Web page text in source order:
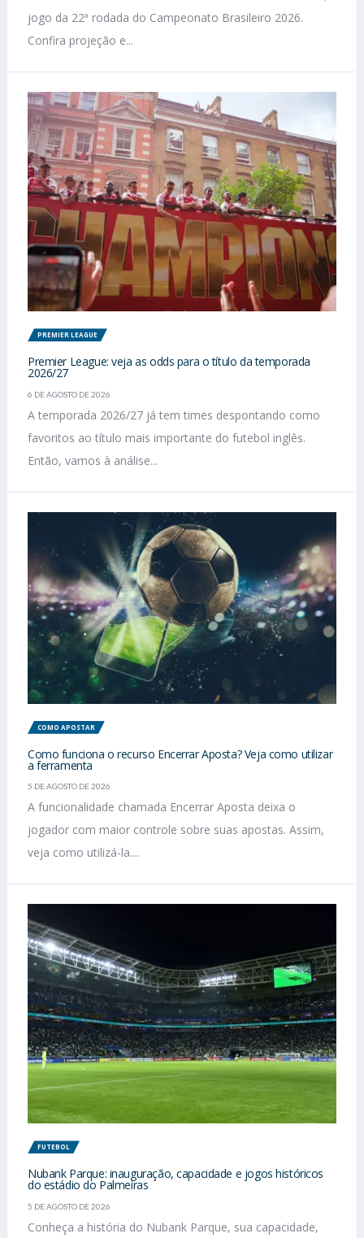
jogo da 22ª rodada do Campeonato Brasileiro 2026.
Confira projeção e...
PREMIER LEAGUE
Premier League: veja as odds para o título da temporada
2026/27
6 DE AGOSTO DE 2026
A temporada 2026/27 já tem times despontando como
favoritos ao título mais importante do futebol inglês.
Então, vamos à análise...
COMO APOSTAR
Como funciona o recurso Encerrar Aposta? Veja como utilizar
a ferramenta
5 DE AGOSTO DE 2026
A funcionalidade chamada Encerrar Aposta deixa o
jogador com maior controle sobre suas apostas. Assim,
veja como utilizá-la....
FUTEBOL
Nubank Parque: inauguração, capacidade e jogos históricos
do estádio do Palmeiras
5 DE AGOSTO DE 2026
Conheça a história do Nubank Parque, sua capacidade,